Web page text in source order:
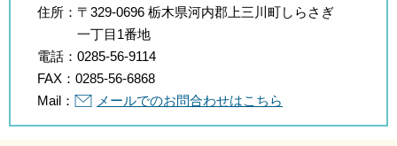
住所： 〒329-0696 栃木県河内郡上三川町しらさぎ
一丁目1番地
電話： 0285-56-9114
FAX： 0285-56-6868
Mail：
メールでのお問合わせはこちら